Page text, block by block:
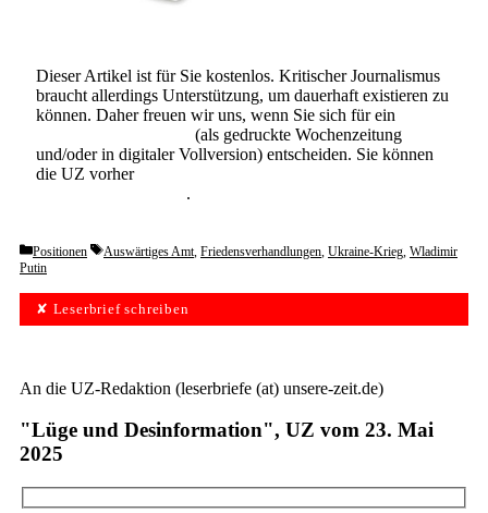
Dieser Artikel ist für Sie kostenlos. Kritischer Journalismus
braucht allerdings Unterstützung, um dauerhaft existieren zu
können. Daher freuen wir uns, wenn Sie sich für ein
(als gedruckte Wochenzeitung
und/oder in digitaler Vollversion) entscheiden. Sie können
die UZ vorher
.
Categories
Positionen Tags
Auswärtiges Amt, Friedensverhandlungen, Ukraine-Krieg, Wladimir
Putin
✘ Leserbrief schreiben
An die UZ-Redaktion (leserbriefe (at) unsere-zeit.de)
"Lüge und Desinformation", UZ vom 23. Mai
2025